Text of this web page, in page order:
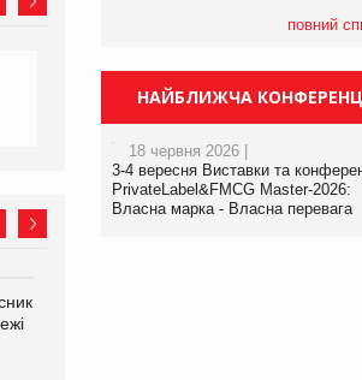
повний
НАЙБЛИЖЧА
18 червня 2026 |
3-4 вересня Виставки та
PrivateLabel&FMCG Master-2026:
Власна марка - Власна перевага